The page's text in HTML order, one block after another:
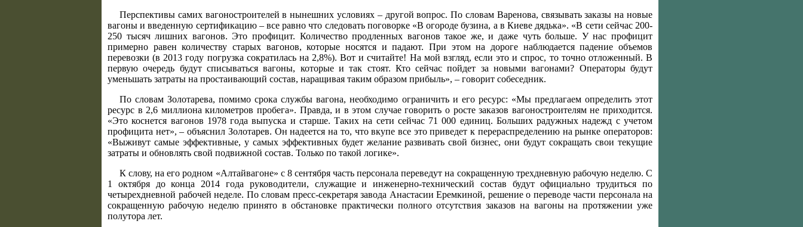
Перспективы самих вагоностроителей в нынешних условиях – другой вопрос. По словам Варенова, связывать заказы на новые
вагоны и введенную сертификацию – все равно что следовать поговорке «В огороде бузина, а в Киеве дядька». «В сети сейчас 200-
250 тысяч лишних вагонов. Это профицит. Количество продленных вагонов такое же, и даже чуть больше. У нас профицит
примерно равен количеству старых вагонов, которые носятся и падают. При этом на дороге наблюдается падение объемов
перевозки (в 2013 году погрузка сократилась на 2,8%). Вот и считайте! На мой взгляд, если это и спрос, то точно отложенный. В
первую очередь будут списываться вагоны, которые и так стоят. Кто сейчас пойдет за новыми вагонами? Операторы будут
уменьшать затраты на простаивающий состав, наращивая таким образом прибыль», – говорит собеседник.
По словам Золотарева, помимо срока службы вагона, необходимо ограничить и его ресурс: «Мы предлагаем определить этот
ресурс в 2,6 миллиона километров пробега». Правда, и в этом случае говорить о росте заказов вагоностроителям не приходится.
«Это коснется вагонов 1978 года выпуска и старше. Таких на сети сейчас 71 000 единиц. Больших радужных надежд с учетом
профицита нет», – объяснил Золотарев. Он надеется на то, что вкупе все это приведет к перераспределению на рынке операторов:
«Выживут самые эффективные, у самых эффективных будет желание развивать свой бизнес, они будут сокращать свои текущие
затраты и обновлять свой подвижной состав. Только по такой логике».
К слову, на его родном «Алтайвагоне» с 8 сентября часть персонала переведут на сокращенную трехдневную рабочую неделю. С
1 октября до конца 2014 года руководители, служащие и инженерно-технический состав будут официально трудиться по
четырехдневной рабочей неделе. По словам пресс-секретаря завода Анастасии Еремкиной, решение о переводе части персонала на
сокращенную рабочую неделю принято в обстановке практически полного отсутствия заказов на вагоны на протяжении уже
полутора лет.